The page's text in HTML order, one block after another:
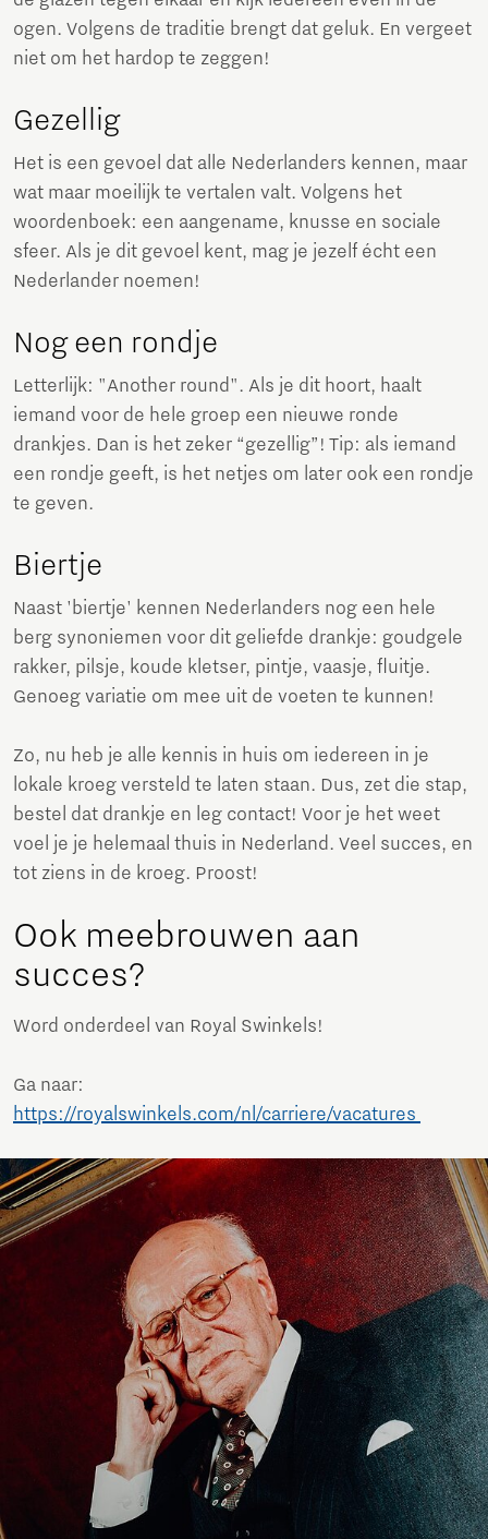
ogen. Volgens de traditie brengt dat geluk. En vergeet
niet om het hardop te zeggen!
Gezellig
Het is een gevoel dat alle Nederlanders kennen, maar
wat maar moeilijk te vertalen valt. Volgens het
woordenboek: een aangename, knusse en sociale
sfeer. Als je dit gevoel kent, mag je jezelf écht een
Nederlander noemen!
Nog een rondje
Letterlijk: "Another round". Als je dit hoort, haalt
iemand voor de hele groep een nieuwe ronde
drankjes. Dan is het zeker “gezellig”! Tip: als iemand
een rondje geeft, is het netjes om later ook een rondje
te geven.
Biertje
Naast 'biertje' kennen Nederlanders nog een hele
berg synoniemen voor dit geliefde drankje: goudgele
rakker, pilsje, koude kletser, pintje, vaasje, fluitje.
Genoeg variatie om mee uit de voeten te kunnen!
Zo, nu heb je alle kennis in huis om iedereen in je
lokale kroeg versteld te laten staan. Dus, zet die stap,
bestel dat drankje en leg contact! Voor je het weet
voel je je helemaal thuis in Nederland. Veel succes, en
tot ziens in de kroeg. Proost!
Ook meebrouwen aan
succes?
Word onderdeel van Royal Swinkels!
Ga naar:
https://royalswinkels.com/nl/carriere/vacatures